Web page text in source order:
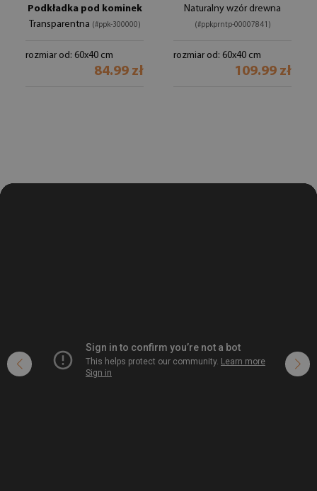
Podkładka pod kominek
Transparentna (#ppk-300000)
rozmiar od: 60x40 cm
84.99 zł
Naturalny wzór drewna
(#ppkprntp-00007841)
rozmiar od: 60x40 cm
109.99 zł